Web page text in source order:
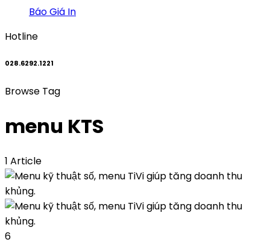
Báo Giá In
Hotline
028.6292.1221
Browse Tag
menu KTS
1 Article
6